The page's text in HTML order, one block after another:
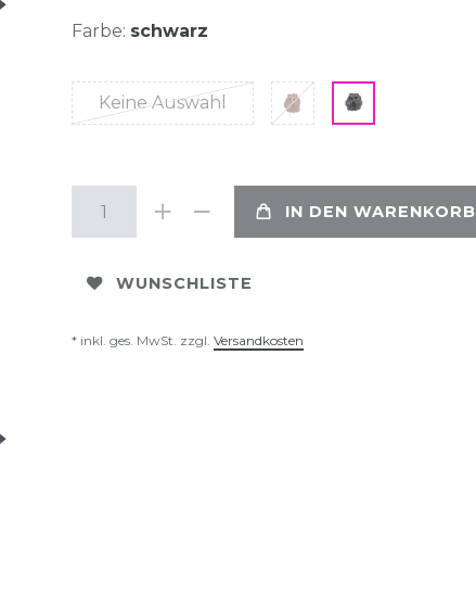
Farbe: schwarz
Keine Auswahl
IN DEN WARENKORB
WUNSCHLISTE
* inkl. ges. MwSt. zzgl. Versandkosten